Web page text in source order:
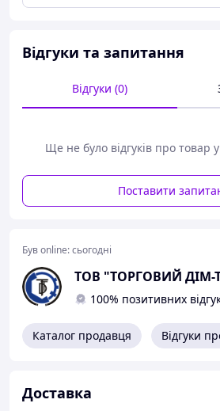
Відгуки та запитання
Відгуки (0)
Ще не було відгуків про товар
Поставити
Був online:сьогодні
ТОВ "ТОРГОВИЙ ДІМ-
100% позитивних
Каталог продавця Відгуки
Доставка